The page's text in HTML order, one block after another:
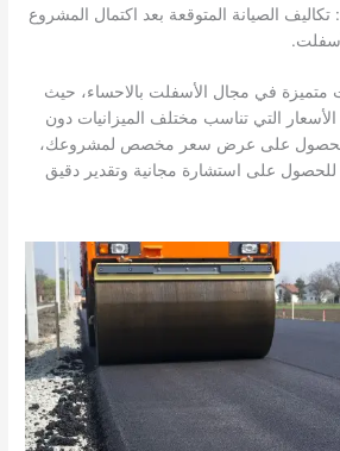
: تكاليف الصيانة المتوقعة بعد اكتمال المشروع
متميزة في مجال الأسفلت بالاحساء، حيث
التي تناسب مختلف الميزانيات دون
للحصول على عرض سعر مخصص لمشروعك،
للحصول على استشارة مجانية وتقدير دقيق